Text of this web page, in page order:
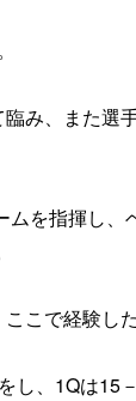
み、また
を指揮し、
こで経験し
し、1Qは15